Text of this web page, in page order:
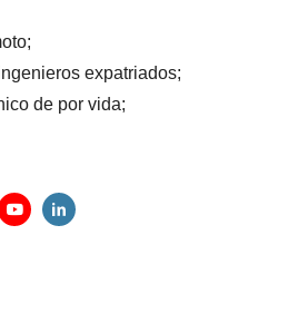
expatriados;
de por vida;